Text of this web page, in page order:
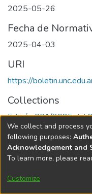
2025-05-26
Fecha de
2025-04-03
URI
https://
Collections
Edición 001/2025 del
We collect and process
following purposes:
Acknowledgement and
To learn more, please
Customize